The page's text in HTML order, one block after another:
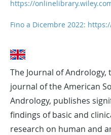
The Journal of Andrology,
journal of the American
Andrology, publishes
findings of basic and
research on human and